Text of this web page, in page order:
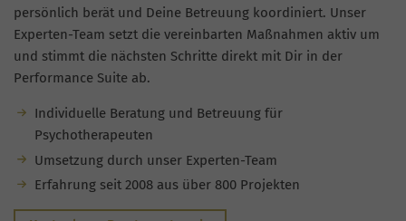
persönlich berät und Deine Betreuung koordiniert. Unser
Experten-Team setzt die vereinbarten Maßnahmen aktiv um
und stimmt die nächsten Schritte direkt mit Dir in der
Performance Suite ab.
Individuelle Beratung und Betreuung für
Psychotherapeuten
Umsetzung durch unser Experten-Team
Erfahrung seit 2008 aus über 800 Projekten